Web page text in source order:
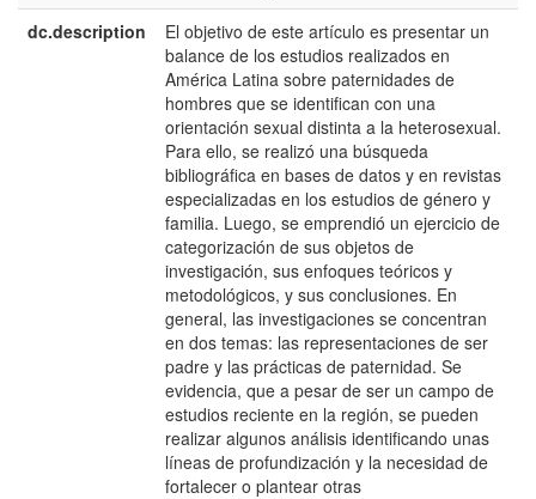
dc.description
El objetivo de este artículo es presentar un
balance de los estudios realizados en
América Latina sobre paternidades de
hombres que se identifican con una
orientación sexual distinta a la heterosexual.
Para ello, se realizó una búsqueda
bibliográfica en bases de datos y en revistas
especializadas en los estudios de género y
familia. Luego, se emprendió un ejercicio de
categorización de sus objetos de
investigación, sus enfoques teóricos y
metodológicos, y sus conclusiones. En
general, las investigaciones se concentran
en dos temas: las representaciones de ser
padre y las prácticas de paternidad. Se
evidencia, que a pesar de ser un campo de
estudios reciente en la región, se pueden
realizar algunos análisis identificando unas
líneas de profundización y la necesidad de
fortalecer o plantear otras